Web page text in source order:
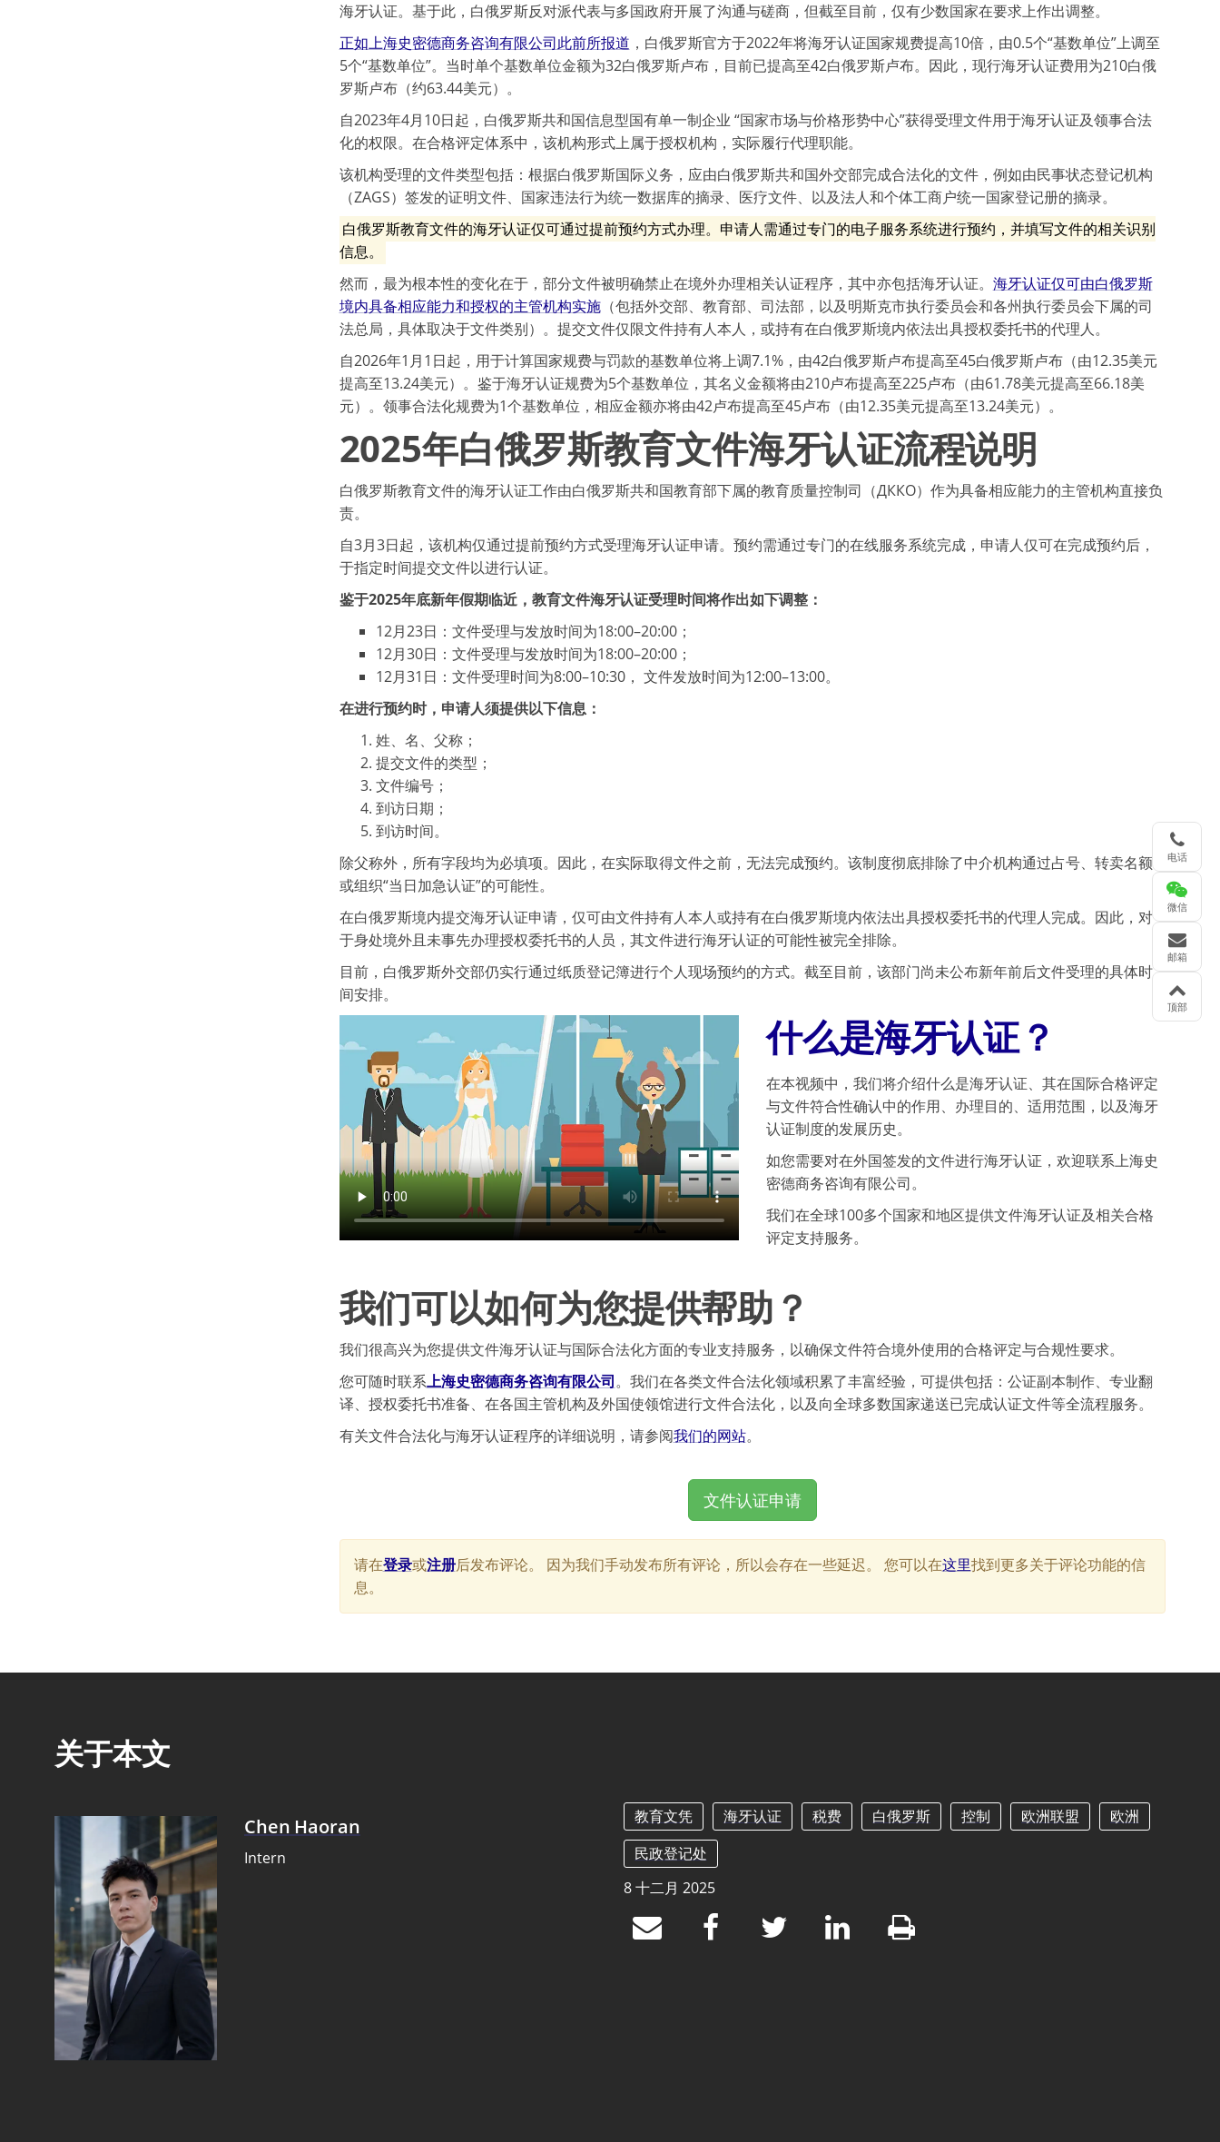
海牙认证。基于此，白俄罗斯反对派代表与多国政府开展了沟通与磋商，但截至目前，仅有少数国家在要求上作出调整。
正如上海史密德商务咨询有限公司此前所报道 ，白俄罗斯官方于2022年将海牙认证国家规费提高10倍，由0.5个“基数单位”上调至
5个“基数单位”。当时单个基数单位金额为32白俄罗斯卢布，目前已提高至42白俄罗斯卢布。因此，现行海牙认证费用为210白俄
罗斯卢布（约63.44美元）。
自2023年4月10日起，白俄罗斯共和国信息型国有单一制企业 “国家市场与价格形势中心”获得受理文件用于海牙认证及领事合法
化的权限。在合格评定体系中，该机构形式上属于授权机构，实际履行代理职能。
该机构受理的文件类型包括：根据白俄罗斯国际义务，应由白俄罗斯共和国外交部完成合法化的文件，例如由民事状态登记机构
（ZAGS）签发的证明文件、国家违法行为统一数据库的摘录、医疗文件、以及法人和个体工商户统一国家登记册的摘录。
白俄罗斯教育文件的海牙认证仅可通过提前预约方式办理。申请人需通过专门的电子服务系统进行预约，并填写文件的相关识别
信息。
然而，最为根本性的变化在于，部分文件被明确禁止在境外办理相关认证程序，其中亦包括海牙认证。 海牙认证仅可由白俄罗斯
境内具备相应能力和授权的主管机构实施（包括外交部、教育部、司法部，以及明斯克市执行委员会和各州执行委员会下属的司
法总局，具体取决于文件类别）。提交文件仅限文件持有人本人，或持有在白俄罗斯境内依法出具授权委托书的代理人。
自2026年1月1日起，用于计算国家规费与罚款的基数单位将上调7.1%，由42白俄罗斯卢布提高至45白俄罗斯卢布（由12.35美元
提高至13.24美元）。鉴于海牙认证规费为5个基数单位，其名义金额将由210卢布提高至225卢布（由61.78美元提高至66.18美
元）。领事合法化规费为1个基数单位，相应金额亦将由42卢布提高至45卢布（由12.35美元提高至13.24美元）。
2025年白俄罗斯教育文件海牙认证流程说明
白俄罗斯教育文件的海牙认证工作由白俄罗斯共和国教育部下属的教育质量控制司（ДККО）作为具备相应能力的主管机构直接负
责。
自3月3日起，该机构仅通过提前预约方式受理海牙认证申请。预约需通过专门的在线服务系统完成，申请人仅可在完成预约后，
于指定时间提交文件以进行认证。
鉴于2025年底新年假期临近，教育文件海牙认证受理时间将作出如下调整：
12月23日：文件受理与发放时间为18:00–20:00；
12月30日：文件受理与发放时间为18:00–20:00；
12月31日：文件受理时间为8:00–10:30， 文件发放时间为12:00–13:00。
在进行预约时，申请人须提供以下信息：
姓、名、父称；
提交文件的类型；
文件编号；
到访日期；
到访时间。
除父称外，所有字段均为必填项。因此，在实际取得文件之前，无法完成预约。该制度彻底排除了中介机构通过占号、转卖名额
或组织“当日加急认证”的可能性。
在白俄罗斯境内提交海牙认证申请，仅可由文件持有人本人或持有在白俄罗斯境内依法出具授权委托书的代理人完成。因此，对
于身处境外且未事先办理授权委托书的人员，其文件进行海牙认证的可能性被完全排除。
目前，白俄罗斯外交部仍实行通过纸质登记簿进行个人现场预约的方式。截至目前，该部门尚未公布新年前后文件受理的具体时
间安排。
什么是海牙认证？
在本视频中，我们将介绍什么是海牙认证、其在国际合格评定
与文件符合性确认中的作用、办理目的、适用范围，以及海牙
认证制度的发展历史。
如您需要对在外国签发的文件进行海牙认证，欢迎联系上海史
密德商务咨询有限公司。
我们在全球100多个国家和地区提供文件海牙认证及相关合格
评定支持服务。
我们可以如何为您提供帮助？
我们很高兴为您提供文件海牙认证与国际合法化方面的专业支持服务，以确保文件符合境外使用的合格评定与合规性要求。
您可随时联系上海史密德商务咨询有限公司。我们在各类文件合法化领域积累了丰富经验，可提供包括：公证副本制作、专业翻
译、授权委托书准备、在各国主管机构及外国使领馆进行文件合法化，以及向全球多数国家递送已完成认证文件等全流程服务。
有关文件合法化与海牙认证程序的详细说明，请参阅我们的网站。
文件认证申请
请在登录或注册后发布评论。 因为我们手动发布所有评论，所以会存在一些延迟。 您可以在这里找到更多关于评论功能的信
息。
关于本文
Chen Haoran
Intern
教育文凭 海牙认证 税费 白俄罗斯 控制 欧洲联盟
欧洲
民政登记处
8 十二月 2025
电话
微信
邮箱
顶部